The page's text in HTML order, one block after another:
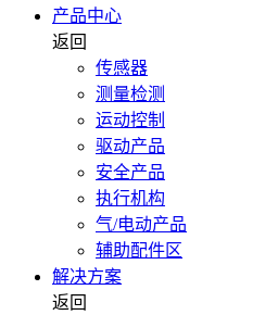
产品中心
返回
传感器
测量检测
运动控制
驱动产品
安全产品
执行机构
气/电动产品
辅助配件区
解决方案
返回